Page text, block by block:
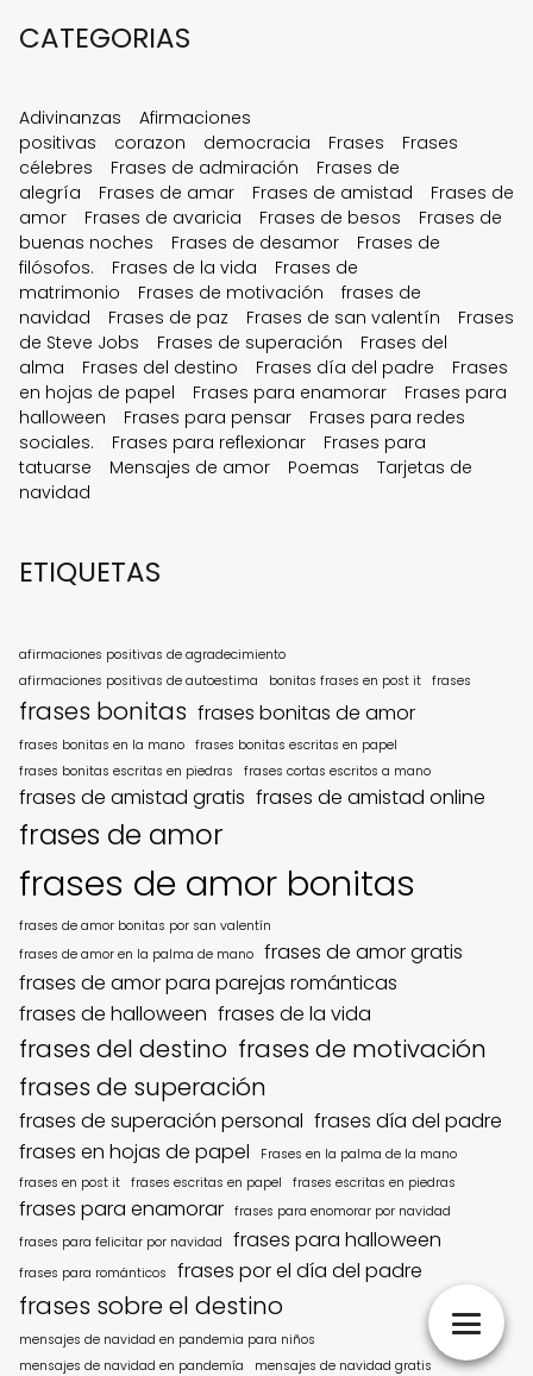
CATEGORIAS
Adivinanzas
Afirmaciones
positivas
corazon democracia Frases
Frases
célebres
Frases de admiración
Frases de
alegría
Frases de amar Frases de amistad
Frases de
amor
Frases de avaricia Frases de besos
Frases de
buenas noches
Frases de desamor
Frases de
filósofos.
Frases de la vida
Frases de
matrimonio
Frases de motivación
frases de
navidad
Frases de paz Frases de san valentín
Frases
de Steve Jobs
Frases de superación
Frases del
alma
Frases del destino Frases día del padre
Frases
en hojas de papel
Frases para enamorar
Frases para
halloween
Frases para pensar
Frases para redes
sociales.
Frases para reflexionar
Frases para
tatuarse
Mensajes de amor Poemas
Tarjetas de
navidad
ETIQUETAS
afirmaciones positivas de agradecimiento
afirmaciones positivas de autoestima
bonitas frases en post it frases
frases bonitas frases bonitas de amor
frases bonitas en la mano frases bonitas escritas en papel
frases bonitas escritas en piedras
frases cortas escritos a mano
frases de amistad gratis frases de amistad online
frases de amor
frases de amor bonitas
frases de amor bonitas por san valentín
frases de amor en la palma de mano frases de amor gratis
frases de amor para parejas románticas
frases de halloween frases de la vida
frases del destino frases de motivación
frases de superación
frases de superación personal frases día del padre
frases en hojas de papel
Frases en la palma de la mano
frases en post it frases escritas en papel frases escritas en piedras
frases para enamorar frases para enomorar por navidad
frases para felicitar por navidad
frases para halloween
frases para románticos frases por el día del padre
frases sobre el destino
mensajes de navidad en pandemia para niños
mensajes de navidad en pandemía
mensajes de navidad gratis